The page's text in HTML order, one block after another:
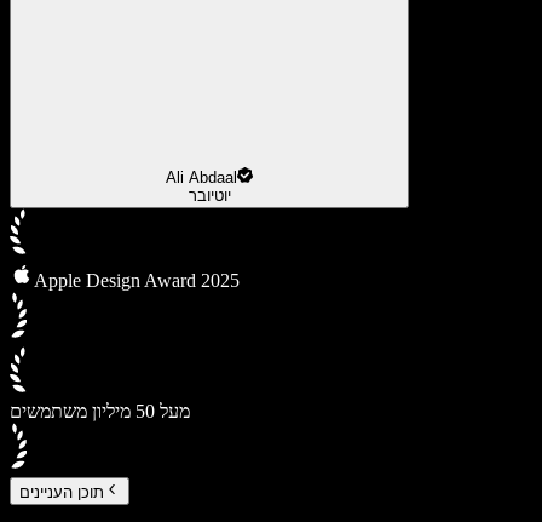
Ali Abdaal
יוטיובר
Apple Design Award 2025
מעל 50 מיליון משתמשים
תוכן העניינים